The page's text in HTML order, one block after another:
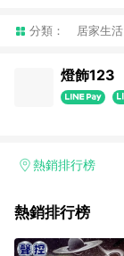
分類： 居家生活
燈飾123
熱銷排行榜
熱銷排行榜